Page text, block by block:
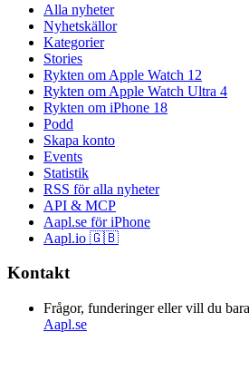
Alla nyheter
Nyhetskällor
Kategorier
Stories
Rykten om Apple Watch 12
Rykten om Apple Watch Ultra 4
Rykten om iPhone 18
Podd
Skapa konto
Events
Statistik
RSS för alla nyheter
API & MCP
Aapl.se för iPhone
Aapl.io 🇬🇧
Kontakt
Frågor, funderinger eller vill du
Aapl.se